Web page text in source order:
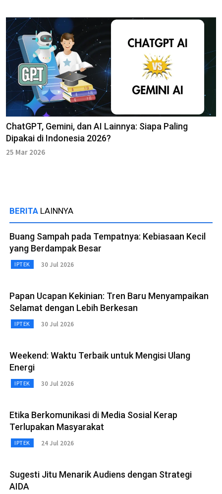
ChatGPT, Gemini, dan AI Lainnya: Siapa Paling
Dipakai di Indonesia 2026?
25 Mar 2026
BERITA LAINNYA
Buang Sampah pada Tempatnya: Kebiasaan Kecil
yang Berdampak Besar
IPTEK 30 Jul 2026
Papan Ucapan Kekinian: Tren Baru Menyampaikan
Selamat dengan Lebih Berkesan
IPTEK 30 Jul 2026
Weekend: Waktu Terbaik untuk Mengisi Ulang
Energi
IPTEK 30 Jul 2026
Etika Berkomunikasi di Media Sosial Kerap
Terlupakan Masyarakat
IPTEK 24 Jul 2026
Sugesti Jitu Menarik Audiens dengan Strategi
AIDA